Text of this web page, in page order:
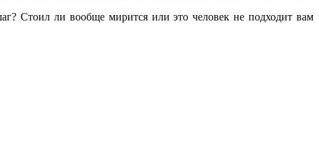
Стоил ли вообще мирится или это человек не подходит вам